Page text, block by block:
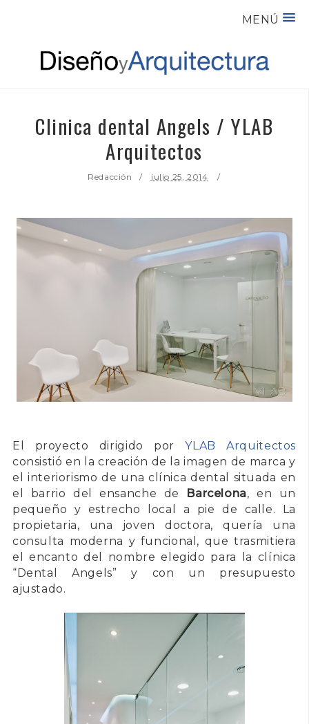
MENÚ
Clinica dental Angels / YLAB
Arquitectos
Redacción julio 25, 2014
El proyecto dirigido porYLAB Arquitectos
consistió en la creación de la imagen de marca y
el interiorismo de una clínica dental situada en
el barrio del ensanche de
Barcelona, en un
pequeño y estrecho local a pie de calle. La
propietaria, una joven doctora, quería una
consulta moderna y funcional, que trasmitiera
el encanto del nombre elegido para la clínica
“Dental Angels” y con un presupuesto
ajustado.